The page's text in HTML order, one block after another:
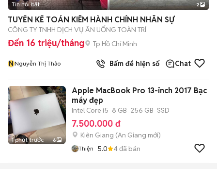
Tin nổi bật 2
TUYỂN KẾ TOÁN KIÊM HÀNH CHÍNH NHÂN SỰ
CÔNG TY TNHH DỊCH VỤ ĂN UỐNG TOÀN TRÍ
Đến 16 triệu/tháng Tp Hồ Chí Minh
NNguyễn Thị Thảo Bấm để hiện số Chat
1 phút trước 6
Apple MacBook Pro 13-inch 2017 Bạc
máy đẹp
Intel Core i5 8 GB 256 GB SSD
7.500.000 đ
Kiên Giang (An Giang mới)
Thiện 5.0 4đã bán